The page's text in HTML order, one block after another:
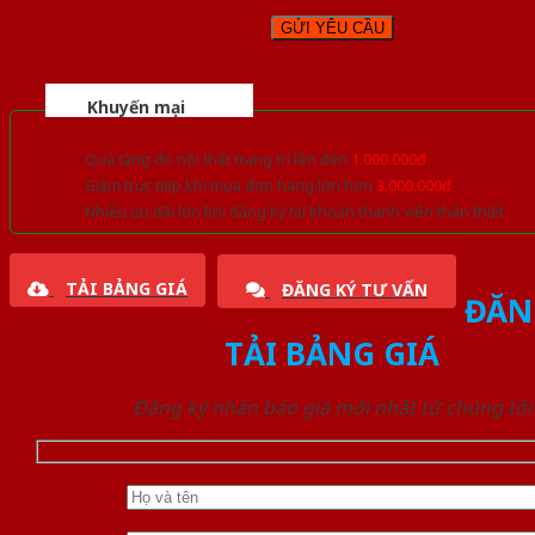
Khuyến mại
Quà tặng đồ nội thất trang trí lên đến 1.000.000đ
Giảm trực tiếp khi mua đơn hàng lớn hơn 3.000.000đ
Nhiều ưu đãi lớn khi đăng ký tài khoản thành viên thân thiết
TẢI BẢNG GIÁ ĐĂNG KÝ TƯ VẤN
TẢI BẢNG GIÁ
Đăng ký nhận báo giá mới nhất từ chúng tôi